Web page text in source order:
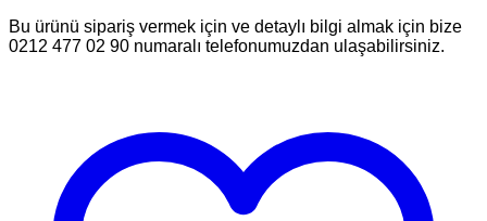
Bu ürünü sipariş vermek için ve detaylı bilgi almak için bize
0212 477 02 90 numaralı telefonumuzdan ulaşabilirsiniz.